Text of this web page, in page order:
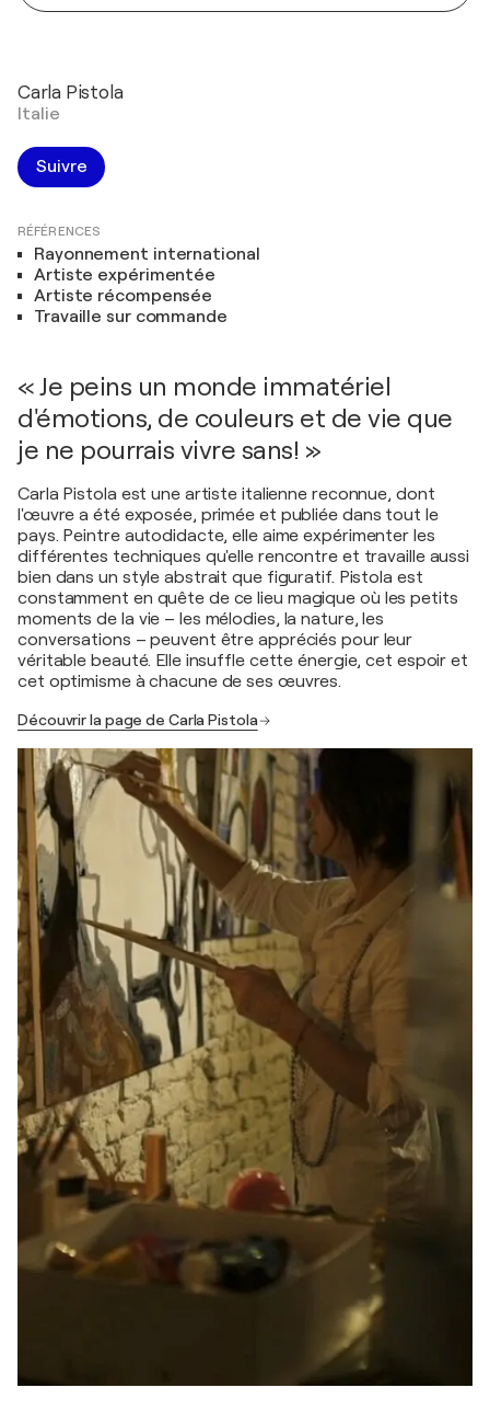
Carla Pistola
Italie
Suivre
RÉFÉRENCES
Rayonnement international
Artiste expérimentée
Artiste récompensée
Travaille sur commande
« Je peins un monde immatériel
d'émotions, de couleurs et de vie que
je ne pourrais vivre sans! »
Carla Pistola est une artiste italienne reconnue, dont
l'œuvre a été exposée, primée et publiée dans tout le
pays. Peintre autodidacte, elle aime expérimenter les
différentes techniques qu'elle rencontre et travaille aussi
bien dans un style abstrait que figuratif. Pistola est
constamment en quête de ce lieu magique où les petits
moments de la vie – les mélodies, la nature, les
conversations – peuvent être appréciés pour leur
véritable beauté. Elle insuffle cette énergie, cet espoir et
cet optimisme à chacune de ses œuvres.
Découvrir la page de Carla Pistola